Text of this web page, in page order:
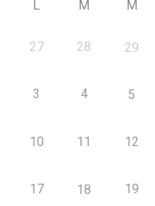
L M M
27 28 29
3 4 5
10 11 12
17 18 19